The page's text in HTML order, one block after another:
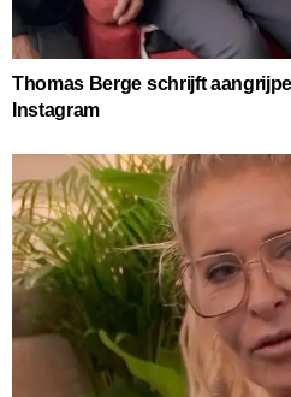
Thomas Berge schrijft
Instagram